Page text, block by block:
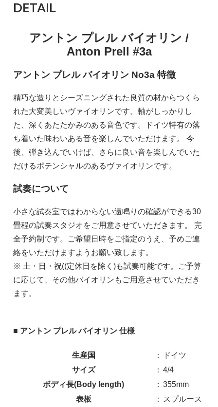
DETAIL
アントン プレル バイオリン /
Anton Prell #3a
アントン プレル バイオリン No3a 特徴
精巧な造りとシーズニングされた良質の材からつくら
れた大変美しいヴァイオリンです。軸がしっかりし
た、深くあたたかみのある音色です。ドイツ特有の落
ち着いた味わいある音を楽しんでいただけます。 今
後、弾き込んでいけば、さらに良い音を楽しんでいた
だけるポテンシャルのあるヴァイオリンです。
試奏について
小さな試奏室ではわからない遠鳴りの確認ができる30
畳程の試奏スタジオをご用意させていただきます。 完
全予約制です。ご希望日時をご指定のうえ、予めご連
絡をいただけますようお願い致します。
※ 土・日・祝((定休日を除く)も試奏可能です。ご予算
に応じて、その他バイオリンもご用意させていただき
ます。
■ アントン プレル バイオリン 仕様
生産国 ：
ドイツ
サイズ
： 4/4
ボディ長(Body length)
： 355mm
表板
： スプルース